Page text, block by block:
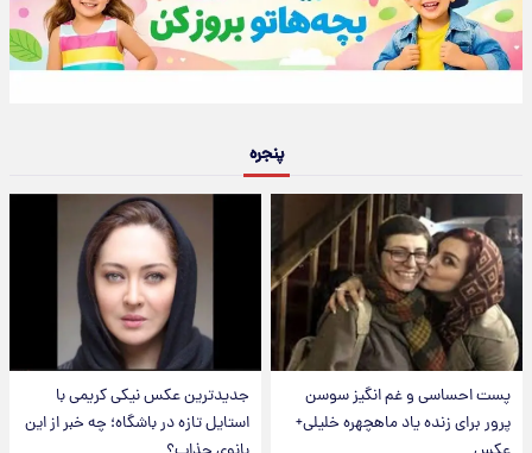
پنجره
پست احساسی و غم انگیز سوسن
پرور برای زنده یاد ماهچهره خلیلی+
جدیدترین عکس نیکی کریمی با
استایل تازه در باشگاه؛ چه خبر از این